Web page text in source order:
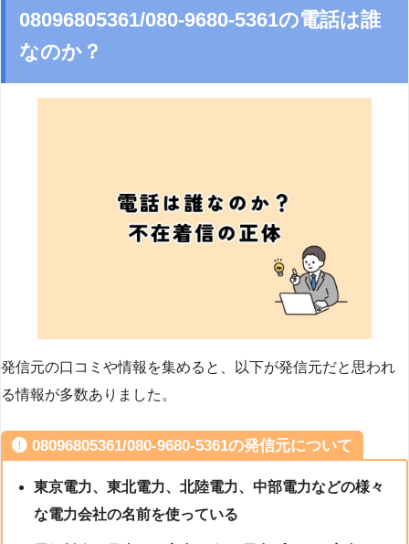
08096805361/080-9680-5361の電話は誰
なのか？
発信元の口コミや情報を集めると、以下が発信元だと思われ
る情報が多数ありました。
08096805361/080-9680-5361の発信元について
東京電力、東北電力、北陸電力、中部電力などの様々
な電力会社の名前を使っている